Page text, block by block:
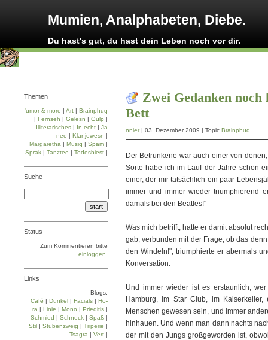
Mumien, Analphabeten, Diebe.
Du hast's gut, du hast dein Leben noch vor dir.
Zwei Gedanken
Bett
nnier| 03. Dezember 2009 | Topic Brainphuq
Der Betrunkene war auch einer von
Sorte habe ich im Lauf der Jahre schon
einer, der mir tatsächlich ein paar
immer und immer wieder triumphierend
damals bei den Beatles!"
Was mich betrifft, hatte er damit absolut
gab, verbunden mit der Frage, ob das
den Windeln!", triumphierte er abermals
Konversation.
Und immer wieder ist es erstaunlich,
Hamburg, im Star Club, im
Menschen gewesen sein, und immer
hinhauen. Und wenn man dann nachts
der mit den Jungs großgeworden ist,
Themen
'umor & more | Art | Brainphuq
| Fernseh | Gelesn | Gulp |
Illiterarisches | In echt | Ja
nee | Klar jewesn |
Margaretha | Musiq | Spam |
Sprak | Tanztee | Todesbiest |
Suche
Status
Zum Kommentieren bitte
einloggen
Links
Blogs:
Café | Dun­kel | Facials | Ho­
ra | Linie | Mo­no | Prie­di­tis |
Schmied | Schneck | Spaß |
Stil | Stu­ben­zweig | Tri­pe­rie |
Tsa­gra | Vert |